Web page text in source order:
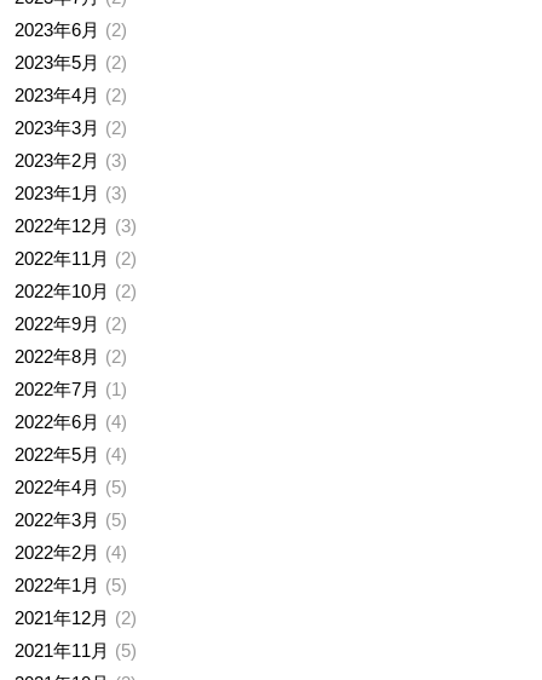
2023年6月
2
2023年5月
2
2023年4月
2
2023年3月
2
2023年2月
3
2023年1月
3
2022年12月
3
2022年11月
2
2022年10月
2
2022年9月
2
2022年8月
2
2022年7月
1
2022年6月
4
2022年5月
4
2022年4月
5
2022年3月
5
2022年2月
4
2022年1月
5
2021年12月
2
2021年11月
5